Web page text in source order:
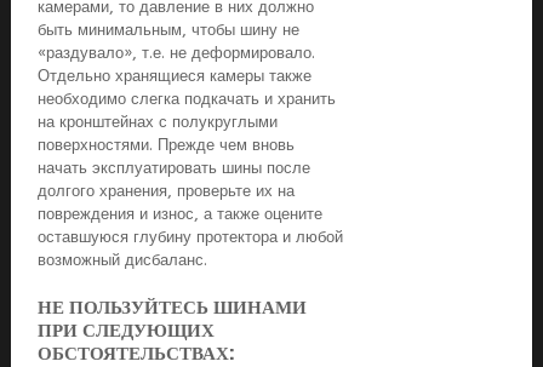
камерами, то давление в них должно
быть минимальным, чтобы шину не
«раздувало», т.е. не деформировало.
Отдельно хранящиеся камеры также
необходимо слегка подкачать и хранить
на кронштейнах с полукруглыми
поверхностями. Прежде чем вновь
начать эксплуатировать шины после
долгого хранения, проверьте их на
повреждения и износ, а также оцените
оставшуюся глубину протектора и любой
возможный дисбаланс.
НЕ ПОЛЬЗУЙТЕСЬ ШИНАМИ
ПРИ СЛЕДУЮЩИХ
ОБСТОЯТЕЛЬСТВАХ: